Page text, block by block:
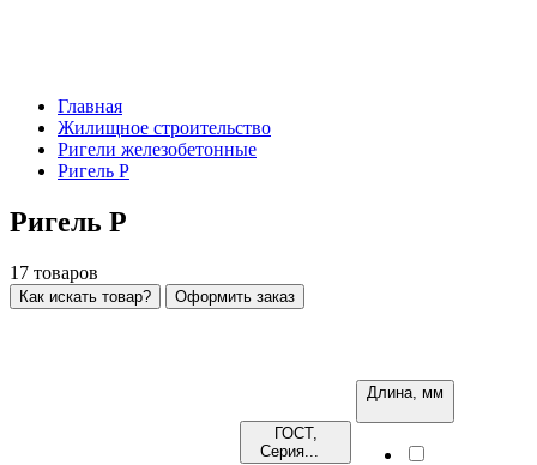
Главная
Жилищное строительство
Ригели железобетонные
Ригель Р
Ригель Р
17 товаров
Как искать товар? Оформить заказ
ГОСТ,
Серия...
Длина, мм